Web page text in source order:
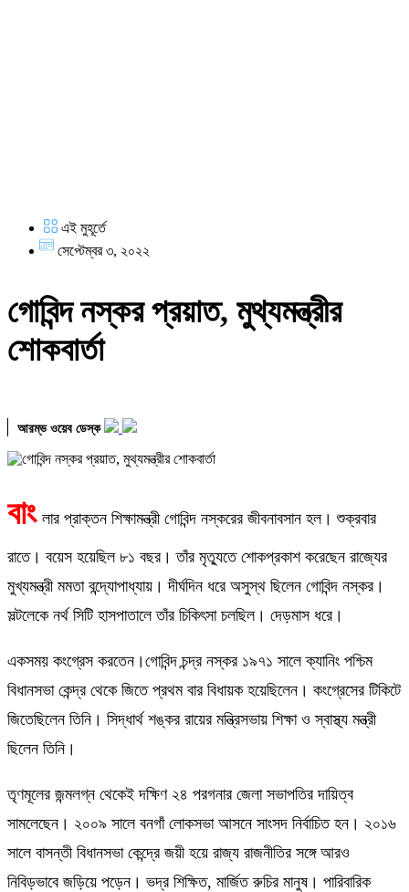
এই মুহূর্তে
সেপ্টেম্বর ৩, ২০২২
গোবিন্দ নস্কর প্রয়াত, মুথ্যমন্ত্রীর
শোকবার্তা
আরম্ভ ওয়েব ডেস্ক
বাং লার প্রাক্তন শিক্ষামন্ত্রী গোবিন্দ নস্করের জীবনাবসান হল। শুক্রবার
রাতে। বয়েস হয়েছিল ৮১ বছর। তাঁর মৃত্যুতে শোকপ্রকাশ করেছেন রাজ্যের
মুখ্যমন্ত্রী মমতা বন্দ্যোপাধ্যায়। দীর্ঘদিন ধরে অসুস্থ ছিলেন গোবিন্দ নস্কর।
সল্টলেকে নর্থ সিটি হাসপাতালে তাঁর চিকিৎসা চলছিল। দেড়মাস ধরে।
একসময় কংগ্রেস করতেন।গোবিন্দ চন্দ্র নস্কর ১৯৭১ সালে ক্যানিং পশ্চিম
বিধানসভা কেন্দ্র থেকে জিতে প্রথম বার বিধায়ক হয়েছিলেন। কংগ্রেসের টিকিটে
জিতেছিলেন তিনি। সিদ্ধার্থ শঙ্কর রায়ের মন্ত্রিসভায় শিক্ষা ও স্বাস্থ্য মন্ত্রী
ছিলেন তিনি।
তৃণমূলের জন্মলগ্ন থেকেই দক্ষিণ ২৪ পরগনার জেলা সভাপতির দায়িত্ব
সামলেছেন। ২০০৯ সালে বনগাঁ লোকসভা আসনে সাংসদ নির্বাচিত হন। ২০১৬
সালে বাসন্তী বিধানসভা কেন্দ্রে জয়ী হয়ে রাজ্য রাজনীতির সঙ্গে আরও
নিবিড়ভাবে জড়িয়ে পড়েন। ভদ্র শিক্ষিত, মার্জিত রুচির মানুষ। পারিবারিক